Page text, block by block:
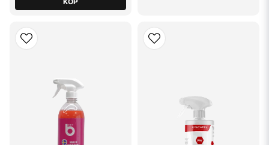
Efter lackning är det bäst att vänta minst två till tre veckor innan du
härda och stabilisera sig. När denna period har passerat kan du tvätta
fordonet med en mild
och undvika användning av starka